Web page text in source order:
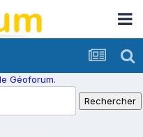
Géoforum.